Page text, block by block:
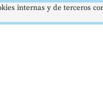
internas y de terceros